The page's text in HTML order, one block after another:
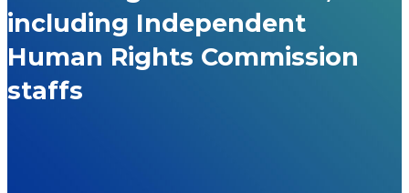
including Independent
Human Rights Commission
staffs